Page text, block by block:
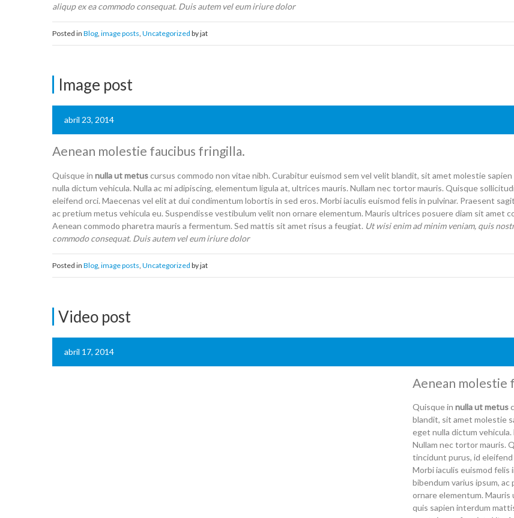
aliqup ex ea commodo consequat. Duis autem vel eum iriure dolor
Posted in Blog, image posts, Uncategorized by jat
Image post
abril 23, 2014
Aenean molestie faucibus fringilla.
Quisque in nulla ut metuscursus commodo non vitae nibh. Curabitur euismod sem vel velit blandit, sit amet molestie
nulla dictum vehicula. Nulla ac mi adipiscing, elementum ligula at, ultrices mauris. Nullam nec tortor mauris. Quisque
eleifend orci. Maecenas vel elit at dui condimentum lobortis in sed eros. Morbi iaculis euismod felis in pulvinar. Praesent
ac pretium metus vehicula eu. Suspendisse vestibulum velit non ornare elementum. Mauris ultrices posuere diam sit
Aenean commodo pharetra mauris a fermentum. Sed mattis sit amet risus a feugiat. Ut wisi enim ad minim veniam, quis
commodo consequat. Duis autem vel eum iriure dolor
Posted in Blog image posts Uncategorized by jat
Video post
abril 17, 2014
Aenean molestie
Quisque in nulla ut metus
blandit, sit amet molestie
eget nulla dictum vehicula.
Nullam nec tortor mauris.
tincidunt purus, id
Morbi iaculis euismod
bibendum varius ipsum,
ornare elementum.
quis sapien interdum